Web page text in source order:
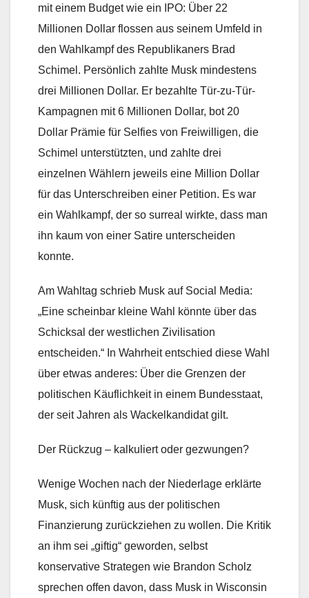
mit einem Budget wie ein IPO: Über 22
Millionen Dollar flossen aus seinem Umfeld in
den Wahlkampf des Republikaners Brad
Schimel. Persönlich zahlte Musk mindestens
drei Millionen Dollar. Er bezahlte Tür-zu-Tür-
Kampagnen mit 6 Millionen Dollar, bot 20
Dollar Prämie für Selfies von Freiwilligen, die
Schimel unterstützten, und zahlte drei
einzelnen Wählern jeweils eine Million Dollar
für das Unterschreiben einer Petition. Es war
ein Wahlkampf, der so surreal wirkte, dass man
ihn kaum von einer Satire unterscheiden
konnte.
Am Wahltag schrieb Musk auf Social Media:
„Eine scheinbar kleine Wahl könnte über das
Schicksal der westlichen Zivilisation
entscheiden.“ In Wahrheit entschied diese Wahl
über etwas anderes: Über die Grenzen der
politischen Käuflichkeit in einem Bundesstaat,
der seit Jahren als Wackelkandidat gilt.
Der Rückzug – kalkuliert oder gezwungen?
Wenige Wochen nach der Niederlage erklärte
Musk, sich künftig aus der politischen
Finanzierung zurückziehen zu wollen. Die Kritik
an ihm sei „giftig“ geworden, selbst
konservative Strategen wie Brandon Scholz
sprechen offen davon, dass Musk in Wisconsin